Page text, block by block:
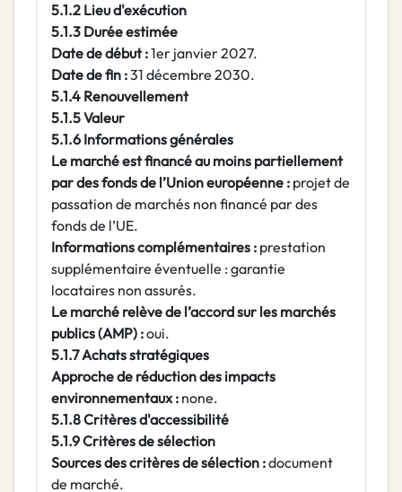
5.1.2 Lieu d'exécution
5.1.3 Durée estimée
Date de début :1er janvier 2027.
Date de fin :31 décembre 2030.
5.1.4 Renouvellement
5.1.5 Valeur
5.1.6 Informations générales
Le marché est financé au moins partiellement
par des fonds de l’Union européenne : projet de
passation de marchés non financé par des
fonds de l’UE.
Informations complémentaires : prestation
supplémentaire éventuelle : garantie
locataires non assurés.
Le marché relève de l’accord sur les marchés
publics (AMP) :oui.
5.1.7 Achats stratégiques
Approche de réduction des impacts
environnementaux : none.
5.1.8 Critères d'accessibilité
5.1.9 Critères de sélection
Sources des critères de sélection :document
de marché.